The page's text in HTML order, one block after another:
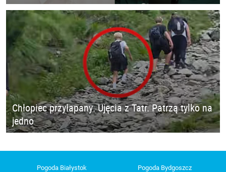
Chłopiec przyłapany. Ujęcia z Tatr. Patrzą tylko na
jedno
Pogoda Białystok Pogoda Bydgoszcz